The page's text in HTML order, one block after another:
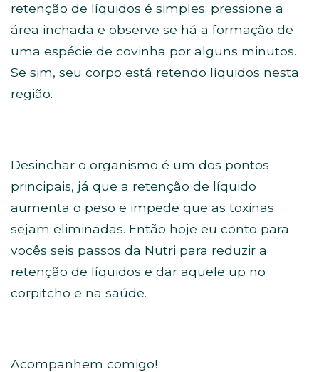
retenção de líquidos é simples: pressione a
área inchada e observe se há a formação de
uma espécie de covinha por alguns minutos.
Se sim, seu corpo está retendo líquidos nesta
região.
Desinchar o organismo é um dos pontos
principais, já que a retenção de líquido
aumenta o peso e impede que as toxinas
sejam eliminadas. Então hoje eu conto para
vocês seis passos da Nutri para reduzir a
retenção de líquidos e dar aquele up no
corpitcho e na saúde.
Acompanhem comigo!